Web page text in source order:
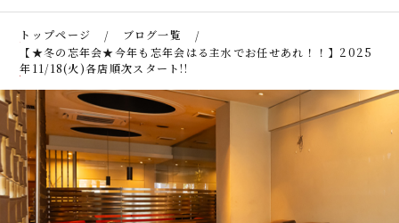
トップページ
ブログ一覧
【★冬の忘年会★今年も忘年会はる主水でお任せあれ！！】2025
年11/18(火)各店順次スタート!!